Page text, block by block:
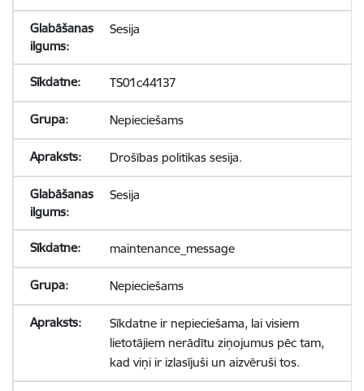
Sesija
TS01c44137
Nepieciešams
Drošības politikas sesija.
Sesija
maintenance_message
Nepieciešams
Sīkdatne ir nepieciešama, lai visiem
lietotājiem nerādītu ziņojumus pēc tam,
kad viņi ir izlasījuši un aizvēruši tos.